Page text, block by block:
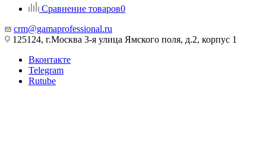
Сравнение товаров0
crm@gamaprofessional.ru
125124, г.Москва 3-я улица Ямского поля, д.2, корпус 1
Вконтакте
Telegram
Rutube